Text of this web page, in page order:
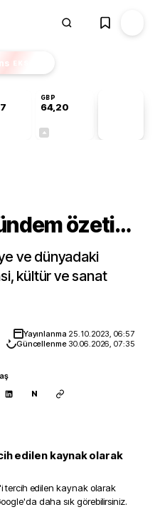
EKSTRA
GBP
64,20
özeti…
ve dünyadaki
kültür ve sanat
Yayınlanma 25.10.2023, 06:57
Güncellenme 30.06.2026, 07:35
N
edilen kaynak olarak
'i tercih edilen kaynak olarak
daha sık görebilirsiniz.